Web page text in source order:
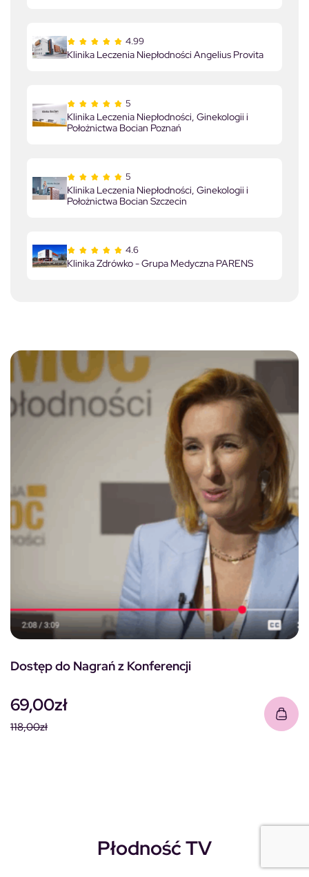
4.99
Klinika Leczenia Niepłodności Angelius Provita
5
Klinika Leczenia Niepłodności, Ginekologii i
Położnictwa Bocian Poznań
5
Klinika Leczenia Niepłodności, Ginekologii i
Położnictwa Bocian Szczecin
4.6
Klinika Zdrówko - Grupa Medyczna PARENS
Dostęp do Nagrań z Konferencji
118,00zł
69,00zł
Płodność TV